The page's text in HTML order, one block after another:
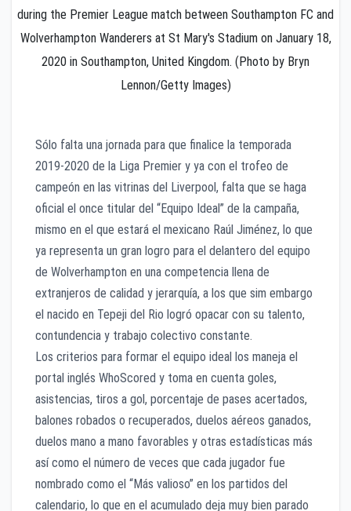
during the Premier League match between Southampton FC and
Wolverhampton Wanderers at St Mary's Stadium on January 18,
2020 in Southampton, United Kingdom. (Photo by Bryn
Lennon/Getty Images)
Sólo falta una jornada para que finalice la temporada
2019-2020 de la Liga Premier y ya con el trofeo de
campeón en las vitrinas del Liverpool, falta que se haga
oficial el once titular del “Equipo Ideal” de la campaña,
mismo en el que estará el mexicano Raúl Jiménez, lo que
ya representa un gran logro para el delantero del equipo
de Wolverhampton en una competencia llena de
extranjeros de calidad y jerarquía, a los que sim embargo
el nacido en Tepeji del Rio logró opacar con su talento,
contundencia y trabajo colectivo constante.
Los criterios para formar el equipo ideal los maneja el
portal inglés WhoScored y toma en cuenta goles,
asistencias, tiros a gol, porcentaje de pases acertados,
balones robados o recuperados, duelos aéreos ganados,
duelos mano a mano favorables y otras estadísticas más
así como el número de veces que cada jugador fue
nombrado como el “Más valioso” en los partidos del
calendario, lo que en el acumulado deja muy bien parado